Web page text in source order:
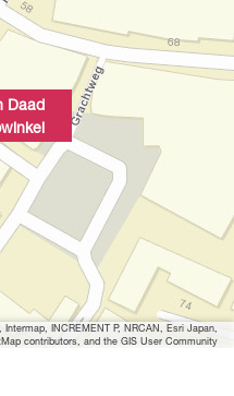
Daad
INCREMENT P, NRCAN, Esri Japan,
contributors, and the GIS User Community